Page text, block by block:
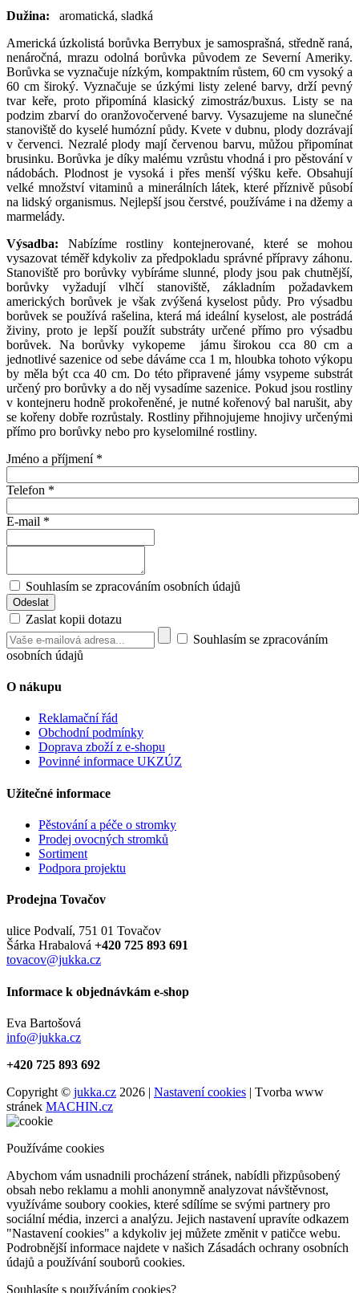
Dužina:
aromatická, sladká
Americká úzkolistá borůvka Berrybux je samosprašná, středně raná,
nenáročná, mrazu odolná borůvka původem ze Severní Ameriky.
Borůvka se vyznačuje nízkým, kompaktním růstem, 60 cm vysoký a
60 cm široký. Vyznačuje se úzkými listy zelené barvy, drží pevný
tvar keře, proto připomíná klasický zimostráz/buxus. Listy se na
podzim zbarví do oranžovočervené barvy. Vysazujeme na slunečné
stanoviště do kyselé humózní půdy. Kvete v dubnu, plody dozrávají
v červenci. Nezralé plody mají červenou barvu, můžou připomínat
brusinku. Borůvka je díky malému vzrůstu vhodná i pro pěstování v
nádobách. Plodnost je vysoká i přes menší výšku keře. Obsahují
velké množství vitaminů a minerálních látek, které příznivě působí
na lidský organismus. Nejlepší jsou čerstvé, používáme i na džemy a
marmelády.
Výsadba: Nabízíme rostliny kontejnerované, které se mohou
vysazovat téměř kdykoliv za předpokladu správné přípravy záhonu.
Stanoviště pro borůvky vybíráme slunné, plody jsou pak chutnější,
borůvky vyžadují vlhčí stanoviště, základním požadavkem
amerických borůvek je však zvýšená kyselost půdy. Pro výsadbu
borůvek se používá rašelina, která má ideální kyselost, ale postrádá
živiny, proto je lepší použít substráty určené přímo pro výsadbu
borůvek. Na borůvky vykopeme jámu širokou cca 80 cm a
jednotlivé sazenice od sebe dáváme cca 1 m, hloubka tohoto výkopu
by měla být cca 40 cm. Do této připravené jámy vsypeme substrát
určený pro borůvky a do něj vysadíme sazenice. Pokud jsou rostliny
v kontejneru hodně prokořeněné, je nutné kořenový bal narušit, aby
se kořeny dobře rozrůstaly. Rostliny přihnojujeme hnojivy určenými
přímo pro borůvky nebo pro kyselomilné rostliny.
Jméno a příjmení *
Telefon *
E-mail *
Souhlasím se zpracováním osobních údajů
Zaslat kopii dotazu
Souhlasím se zpracováním
osobních údajů
O nákupu
Reklamační řád
Obchodní podmínky
Doprava zboží z e-shopu
Povinné informace UKZÚZ
Užitečné informace
Pěstování a péče o stromky
Prodej ovocných stromků
Sortiment
Podpora projektu
Prodejna Tovačov
ulice Podvalí, 751 01 Tovačov
Šárka Hrabalová +420 725 893 691
tovacov@jukka.cz
Informace k objednávkám e-shop
Eva Bartošová
info@jukka.cz
+420 725 893 692
Copyright © jukka.cz 2026 | Nastavení cookies | Tvorba www
stránek MACHIN.cz
Používáme cookies
Abychom vám usnadnili procházení stránek, nabídli přizpůsobený
obsah nebo reklamu a mohli anonymně analyzovat návštěvnost,
využíváme soubory cookies, které sdílíme se svými partnery pro
sociální média, inzerci a analýzu. Jejich nastavení upravíte odkazem
"Nastavení cookies" a kdykoliv jej můžete změnit v patičce webu.
Podrobnější informace najdete v našich Zásadách ochrany osobních
údajů a používání souborů cookies.
Souhlasíte s používáním cookies?